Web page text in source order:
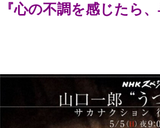
『心の不調を感じたら